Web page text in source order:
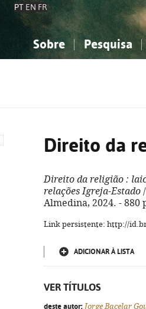
PT EN FR
Sobre Pesquisa
Direito da
Direito da religião :
relações Igreja-Estado
Almedina, 2024. - 880
Link persistente: http://
ADICIONAR À LISTA
VER TÍTULOS
deste autor: Jorge Bacelar